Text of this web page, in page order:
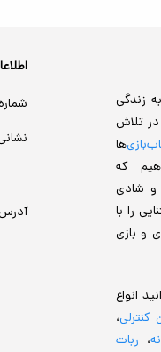
زندگی
تلاش
ها
که
و شادی
را با
و بازی
انواع
کنترلی،
، ربات